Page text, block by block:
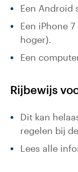
Een Android
Een iPhone
hoger).
Een
Rijbewijs
Dit kan
regelen bij
Lees alle